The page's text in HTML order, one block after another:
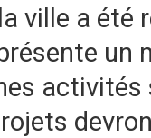
ville a été
un